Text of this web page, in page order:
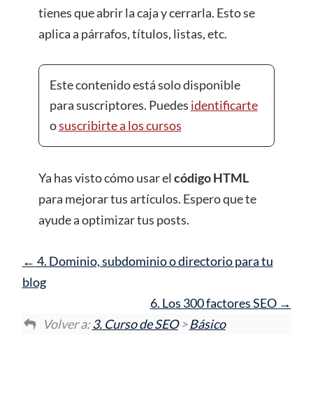
tienes que abrir la caja y cerrarla. Esto se
aplica a párrafos, títulos, listas, etc.
Este contenido está solo disponible
para suscriptores. Puedes identificarte
osuscribirte a los cursos
Ya has visto cómo usar el código HTML
para mejorar tus artículos. Espero que te
ayude a optimizar tus posts.
4. Dominio, subdominio o directorio para tu
blog
6. Los 300 factores SEO
Volver a:3. Curso de SEO>Básico